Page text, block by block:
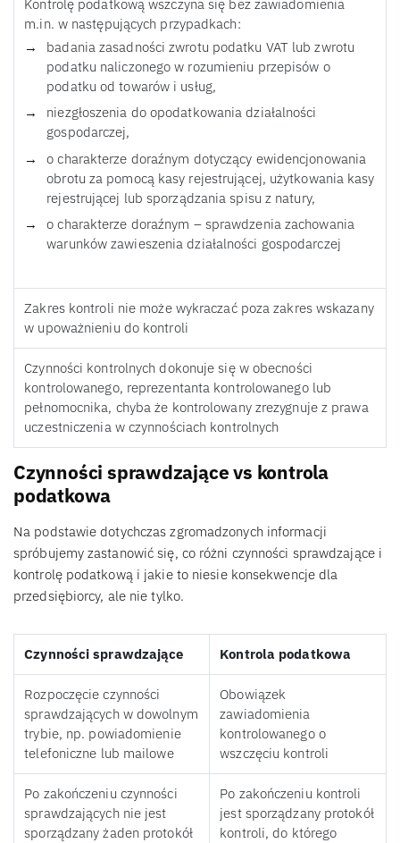
Kontrolę podatkową wszczyna się bez zawiadomienia
m.in. w następujących przypadkach:
badania zasadności zwrotu podatku VAT lub zwrotu
podatku naliczonego w rozumieniu przepisów o
podatku od towarów i usług,
niezgłoszenia do opodatkowania działalności
gospodarczej,
o charakterze doraźnym dotyczący ewidencjonowania
obrotu za pomocą kasy rejestrującej, użytkowania kasy
rejestrującej lub sporządzania spisu z natury,
o charakterze doraźnym – sprawdzenia zachowania
warunków zawieszenia działalności gospodarczej
Zakres kontroli nie może wykraczać poza zakres wskazany
w upoważnieniu do kontroli
Czynności kontrolnych dokonuje się w obecności
kontrolowanego, reprezentanta kontrolowanego lub
pełnomocnika, chyba że kontrolowany zrezygnuje z prawa
uczestniczenia w czynnościach kontrolnych
Czynności sprawdzające vs kontrola
podatkowa
Na podstawie dotychczas zgromadzonych informacji
spróbujemy zastanowić się, co różni czynności sprawdzające i
kontrolę podatkową i jakie to niesie konsekwencje dla
przedsiębiorcy, ale nie tylko.
Czynności sprawdzające Kontrola podatkowa
Rozpoczęcie czynności
sprawdzających w dowolnym
trybie, np. powiadomienie
telefoniczne lub mailowe
Obowiązek
zawiadomienia
kontrolowanego o
wszczęciu kontroli
Po zakończeniu czynności
sprawdzających nie jest
sporządzany żaden protokół
Po zakończeniu kontroli
jest sporządzany protokół
kontroli, do którego